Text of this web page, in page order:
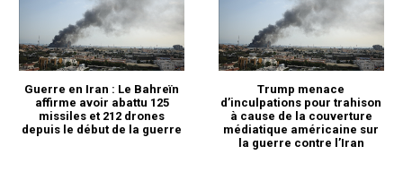
Guerre en Iran : Le Bahreïn
affirme avoir abattu 125
missiles et 212 drones
depuis le début de la guerre
Trump menace
d’inculpations pour trahison
à cause de la couverture
médiatique américaine sur
la guerre contre l’Iran